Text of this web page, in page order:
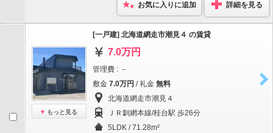
お気に入りに追加 詳細を見る
もっと見る
[一戸建] 北海道網走市潮見４ の賃貸
7.0万円
管理費 : －
敷金 7.0万円 / 礼金 無料
北海道網走市潮見４
ＪＲ釧網本線/桂台駅 歩26分
5LDK / 71.28m²